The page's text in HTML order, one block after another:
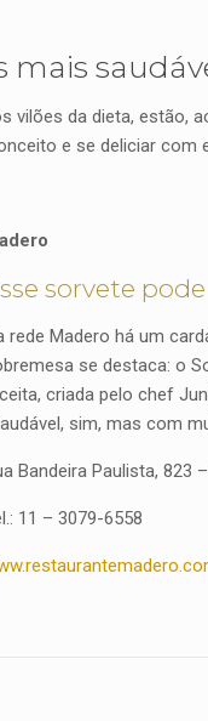
mais
vilões da dieta, estão,
e se deliciar com
sorvete pode
rede Madero há um
se destaca: o
criada pelo chef
sim, mas com
Bandeira Paulista, 823
11 – 3079-6558